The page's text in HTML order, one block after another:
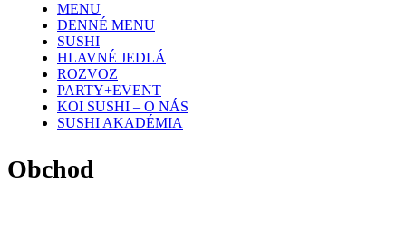
MENU
DENNÉ MENU
SUSHI
HLAVNÉ JEDLÁ
ROZVOZ
PARTY+EVENT
KOI SUSHI – O NÁS
SUSHI AKADÉMIA
Obchod